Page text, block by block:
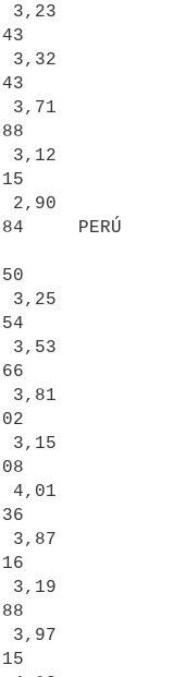
3,71
2,90
PERÚ
3,53
4,01
3,87